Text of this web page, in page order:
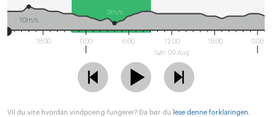
18:00 0:00 6:00
12:00
Søn 09 Aug
18:00 0:00
10m/s
3m/s
Vil du vite hvordan vindpoeng fungerer? Da bør du lese denne forklaringen.